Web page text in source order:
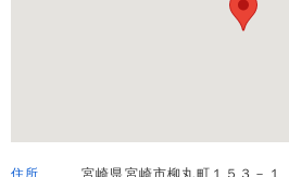
住所
宮崎県宮崎市柳丸町１５３－１